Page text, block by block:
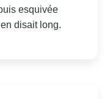
esquivée
disait long.